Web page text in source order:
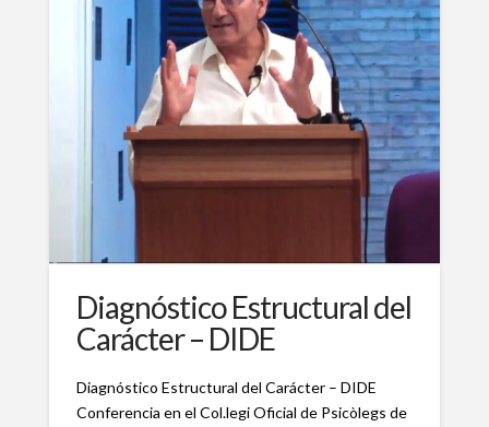
Diagnóstico Estructural del
Carácter – DIDE
Diagnóstico Estructural del Carácter – DIDE
Conferencia en el Col.legi Oficial de Psicòlegs de